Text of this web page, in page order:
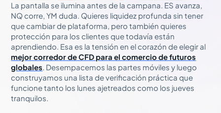
La pantalla se ilumina antes de la campana. ES avanza,
NQ corre, YM duda. Quieres liquidez profunda sin tener
que cambiar de plataforma, pero también quieres
protección para los clientes que todavía están
aprendiendo. Esa es la tensión en el corazón de elegir al
mejor corredor de CFD para el comercio de futuros
globales. Desempacemos las partes móviles y luego
construyamos una lista de verificación práctica que
funcione tanto los lunes ajetreados como los jueves
tranquilos.